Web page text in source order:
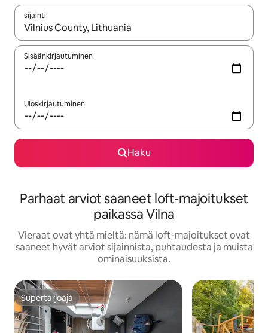
sijainti
Kun tulokset ovat saatavilla, navigoi ylös- ja alas-
Sisäänkirjautuminen
Uloskirjautuminen
Haku
Parhaat arviot saaneet loft-majoitukset
paikassa Vilna
Vieraat ovat yhtä mieltä: nämä loft-majoitukset ovat
saaneet hyvät arviot sijainnista, puhtaudesta ja muista
ominaisuuksista.
Supertarjoaja
Supertarjoaja